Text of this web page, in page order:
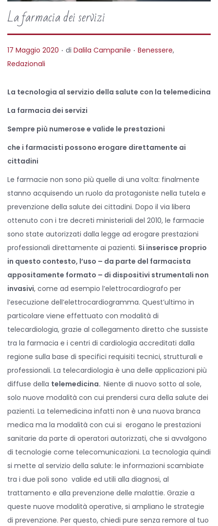
La farmacia dei servizi
P
o
t
o
n
17 Maggio 2020 . di Dalila Campanile . P
t
i
n
Benessere,
Redazionali
La tecnologia al servizio della salute con la telemedicina
La farmacia dei servizi
Sempre più numerose e valide le prestazioni
che i farmacisti possono erogare direttamente ai
cittadini
Le farmacie non sono più quelle di una volta: finalmente
stanno acquisendo un ruolo da protagoniste nella tutela e
prevenzione della salute dei cittadini. Dopo il via libera
ottenuto con i tre decreti ministeriali del 2010, le farmacie
sono state autorizzati dalla legge ad erogare prestazioni
professionali direttamente ai pazienti. Si inserisce proprio
in questo contesto, l’uso – da parte del farmacista
appositamente formato – di dispositivi strumentali non
invasivi, come ad esempio l’elettrocardiografo per
l’esecuzione dell’elettrocardiogramma. Quest’ultimo in
particolare viene effettuato con modalità di
telecardiologia, grazie al collegamento diretto che sussiste
tra la farmacia e i centri di cardiologia accreditati dalla
regione sulla base di specifici requisiti tecnici, strutturali e
professionali. La telecardiologia è una delle applicazioni più
diffuse della telemedicina. Niente di nuovo sotto al sole,
solo nuove modalità con cui prendersi cura della salute dei
pazienti. La telemedicina infatti non è una nuova branca
medica ma la modalità con cui si erogano le prestazioni
sanitarie da parte di operatori autorizzati, che si avvalgono
di tecnologie come telecomunicazioni. La tecnologia quindi
si mette al servizio della salute: le informazioni scambiate
tra i due poli sono valide ed utili alla diagnosi, al
trattamento e alla prevenzione delle malattie. Grazie a
queste nuove modalità operative, si ampliano le strategie
di prevenzione. Per questo, chiedi pure senza remore al tuo